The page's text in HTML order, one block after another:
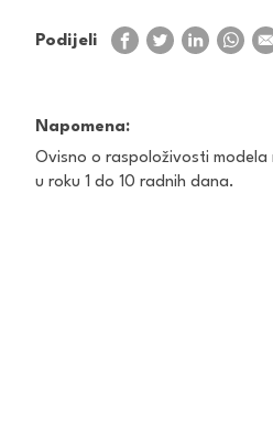
Podijeli
Napomena:
Ovisno o raspoloživosti modela
u roku 1 do 10 radnih dana.